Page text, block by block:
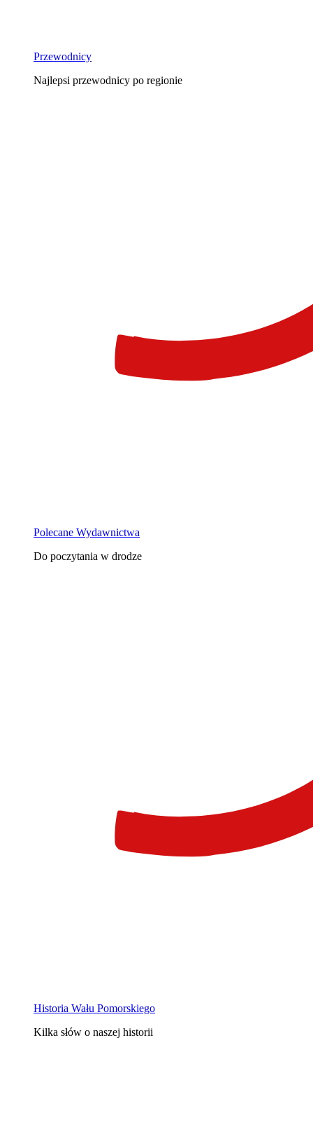
Przewodnicy
Najlepsi przewodnicy po regionie
Polecane Wydawnictwa
Do poczytania w drodze
Historia Wału Pomorskiego
Kilka słów o naszej historii